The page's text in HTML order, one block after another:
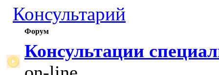
Консультарий
Форум
Консультации